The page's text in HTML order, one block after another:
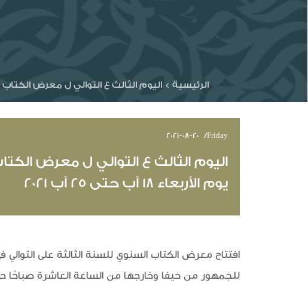
الرئيسية > اليوم الثالث ع التوالي ل معرض الكتاب
2021-08-20 Friday/
اليوم الثالث ع التوالي ل معرض
يوم الأربعاء 18 آب حتى 25 آب 2021
للجمهور من حيفا وخارجها من الساعة العاشرة صباحًا